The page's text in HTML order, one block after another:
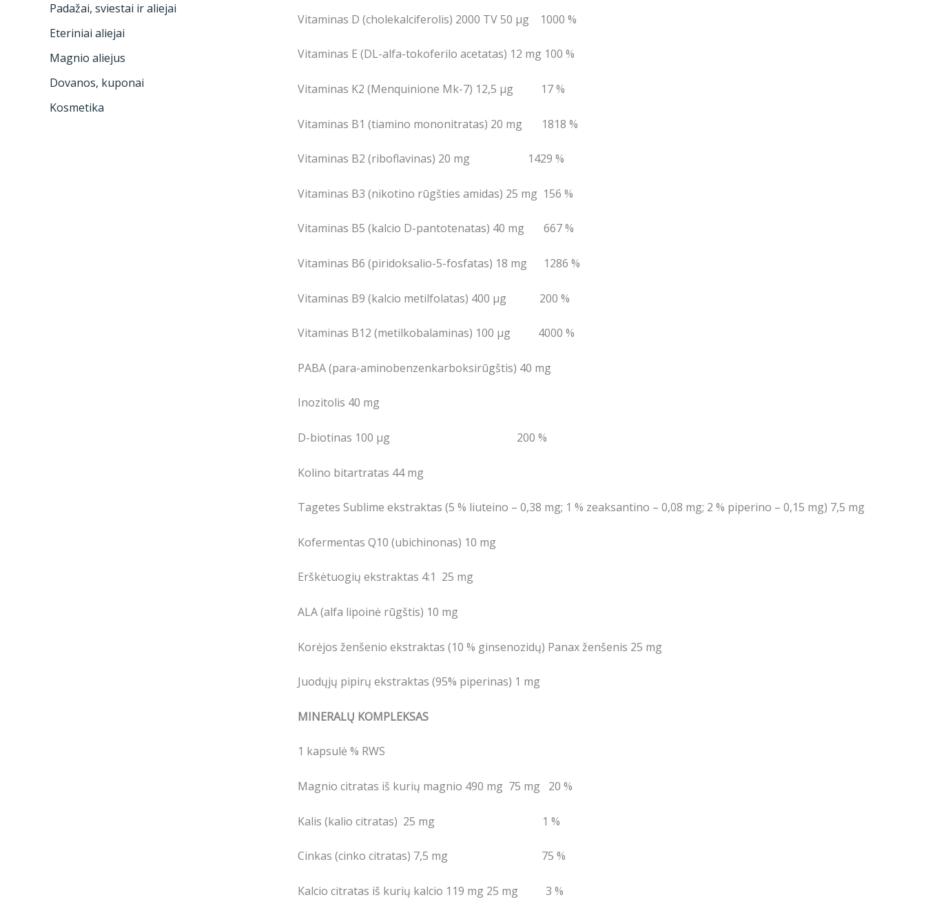
Padažai, sviestai ir aliejai
Eteriniai aliejai
Magnio aliejus
Dovanos, kuponai
Kosmetika
Vitaminas D (cholekalciferolis) 2000 TV 50 μg 1000 %
Vitaminas E (DL-alfa-tokoferilo acetatas) 12 mg 100 %
Vitaminas K2 (Menquinione Mk-7) 12,5 μg 17 %
Vitaminas B1 (tiamino mononitratas) 20 mg 1818 %
Vitaminas B2 (riboflavinas) 20 mg 1429 %
Vitaminas B3 (nikotino rūgšties amidas) 25 mg 156 %
Vitaminas B5 (kalcio D-pantotenatas) 40 mg 667 %
Vitaminas B6 (piridoksalio-5-fosfatas) 18 mg 1286 %
Vitaminas B9 (kalcio metilfolatas) 400 μg 200 %
Vitaminas B12 (metilkobalaminas) 100 μg 4000 %
PABA (para-aminobenzenkarboksirūgštis) 40 mg
Inozitolis 40 mg
D-biotinas 100 μg 200 %
Kolino bitartratas 44 mg
Tagetes Sublime ekstraktas (5 % liuteino – 0,38 mg; 1 % zeaksantino – 0,08 mg; 2 % piperino – 0,15 mg) 7,5 mg
Kofermentas Q10 (ubichinonas) 10 mg
Erškėtuogių ekstraktas 4:1 25 mg
ALA (alfa lipoinė rūgštis) 10 mg
Korėjos ženšenio ekstraktas (10 % ginsenozidų) Panax ženšenis 25 mg
Juodųjų pipirų ekstraktas (95% piperinas) 1 mg
MINERALŲ KOMPLEKSAS
1 kapsulė % RWS
Magnio citratas iš kurių magnio 490 mg 75 mg 20 %
Kalis (kalio citratas) 25 mg 1 %
Cinkas (cinko citratas) 7,5 mg 75 %
Kalcio citratas iš kurių kalcio 119 mg 25 mg 3 %